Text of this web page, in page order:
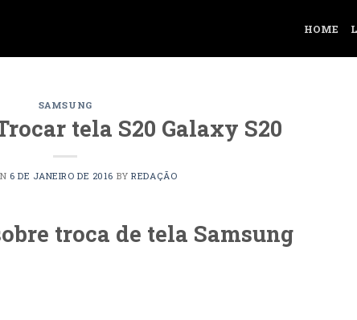
HOME
SAMSUNG
tela S20 Galaxy S20
6 DE JANEIRO DE 2016 BYREDAÇÃO
troca de tela Samsung